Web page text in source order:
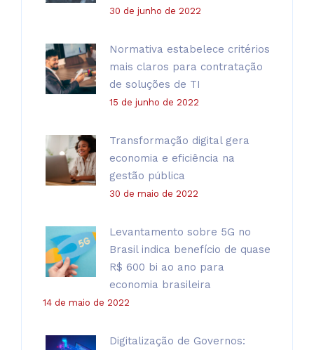
30 de junho de 2022
Normativa estabelece critérios
mais claros para contratação
de soluções de TI
15 de junho de 2022
Transformação digital gera
economia e eficiência na
gestão pública
30 de maio de 2022
Levantamento sobre 5G no
Brasil indica benefício de quase
R$ 600 bi ao ano para
economia brasileira
14 de maio de 2022
Digitalização de Governos: